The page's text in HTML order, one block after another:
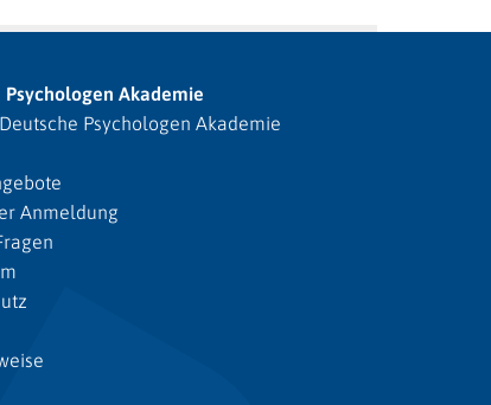
Psychologen Akademie
Psychologen Akademie
Anmeldung